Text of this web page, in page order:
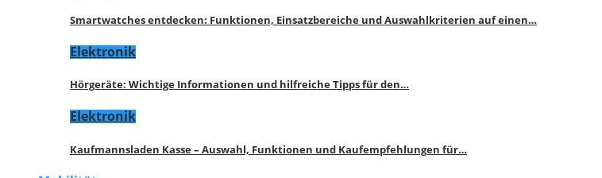
Smartwatches entdecken: Funktionen, Einsatzbereiche und Auswahlkriterien auf einen…
Elektronik
Hörgeräte: Wichtige Informationen und hilfreiche Tipps für den…
Elektronik
Kaufmannsladen Kasse – Auswahl, Funktionen und Kaufempfehlungen für…